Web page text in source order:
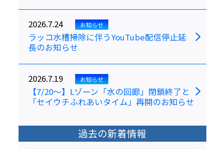
2026.7.24 お知らせ
ラッコ水槽掃除に伴うYouTube配信停止延
長のお知らせ
2026.7.19 お知らせ
【7/20～】Lゾーン「水の回廊」閉鎖終了と
「セイウチふれあいタイム」再開のお知らせ
過去の新着情報